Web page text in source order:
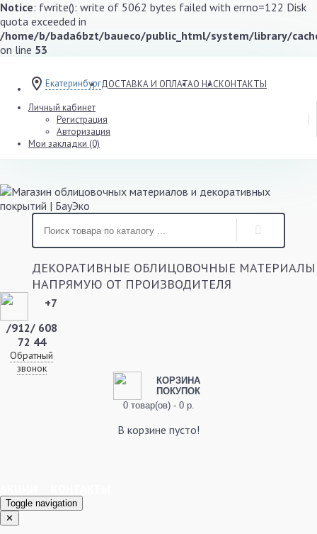
Notice: fwrite(): write of 5062 bytes failed with errno=122 Disk
quota exceeded in
/home/b/bada6bzt/baueco/public_html/system/library/
on line 53
ЕкатеринбургДОСТАВКА И ОПЛАТАО НАСКОНТАКТЫ
Личный кабинет
Регистрация
Авторизация
Мои закладки (0)
ДЕКОРАТИВНЫЕ ОБЛИЦОВОЧНЫЕ МАТЕРИАЛЫ
НАПРЯМУЮ ОТ ПРОИЗВОДИТЕЛЯ
+7
/912/ 608
72 44
Обратный
звонок
КОРЗИНА
ПОКУПОК
0 товар(ов) - 0 р.
В корзине пусто!
Toggle navigation
✕